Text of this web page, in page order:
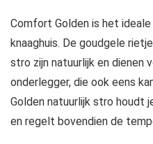
Comfort Golden is het
knaaghuis. De goudgele
stro zijn natuurlijk en dienen
onderlegger, die ook eens
Golden natuurlijk stro houdt
en regelt bovendien de